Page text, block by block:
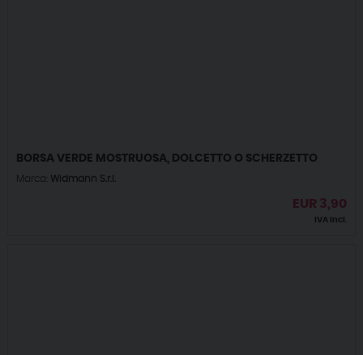
BORSA VERDE MOSTRUOSA, DOLCETTO O SCHERZETTO
Marca: Widmann S.r.l.
EUR 3,90
IVA incl.